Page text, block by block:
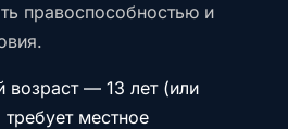
правоспособностью и
— 13 лет (или
местное